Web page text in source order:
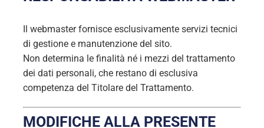
Il webmaster fornisce esclusivamente servizi tecnici
di gestione e manutenzione del sito.
Non determina le finalità né i mezzi del trattamento
dei dati personali, che restano di esclusiva
competenza del Titolare del Trattamento.
MODIFICHE ALLA PRESENTE